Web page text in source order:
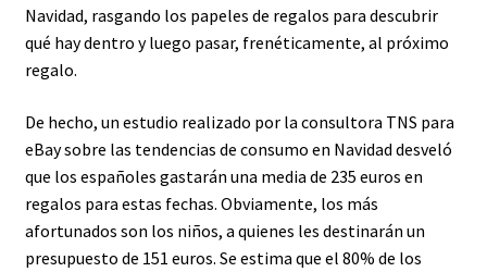
Navidad, rasgando los papeles de regalos para descubrir
qué hay dentro y luego pasar, frenéticamente, al próximo
regalo.
De hecho, un estudio realizado por la consultora TNS para
eBay sobre las tendencias de consumo en Navidad desveló
que los españoles gastarán una media de 235 euros en
regalos para estas fechas. Obviamente, los más
afortunados son los niños, a quienes les destinarán un
presupuesto de 151 euros. Se estima que el 80% de los